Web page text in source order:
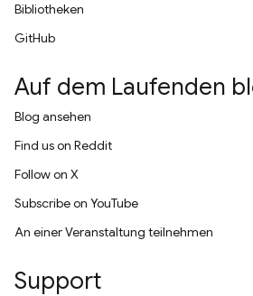
Bibliotheken
GitHub
Auf dem Laufenden
Blog ansehen
Find us on Reddit
Follow on X
Subscribe on YouTube
An einer Veranstaltung teilnehmen
Support